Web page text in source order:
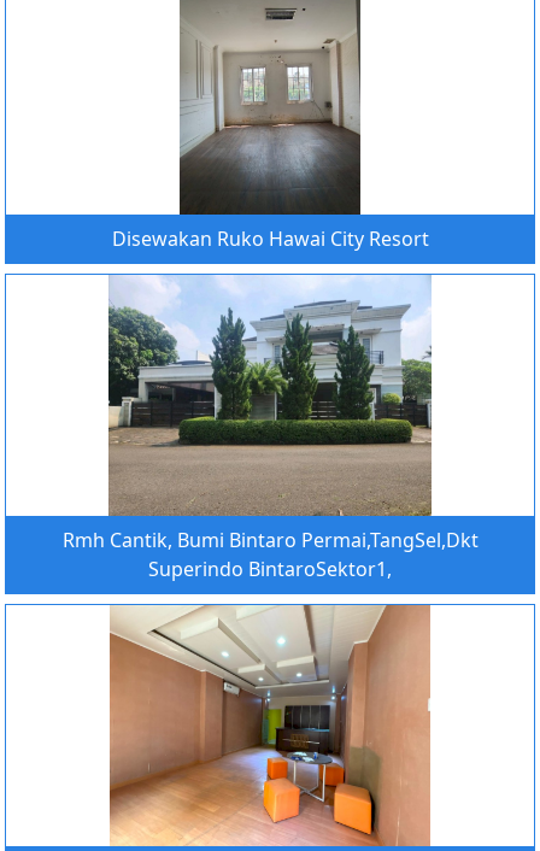
Disewakan Ruko Hawai City Resort
Rmh Cantik, Bumi Bintaro Permai,TangSel,Dkt
Superindo BintaroSektor1,